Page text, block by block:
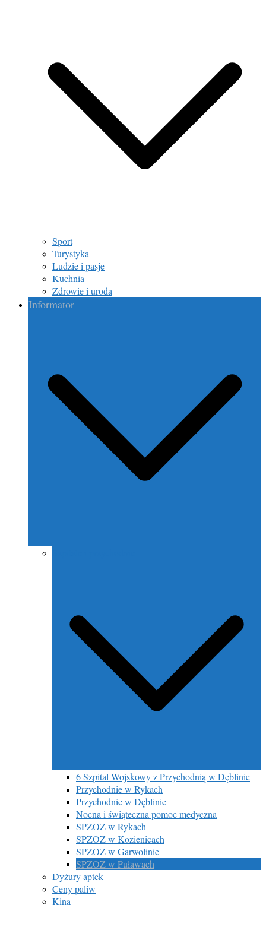
Sport
Turystyka
Ludzie i pasje
Kuchnia
Zdrowie i uroda
Informator
6 Szpital Wojskowy z Przychodnią w Dęblinie
Przychodnie w Rykach
Przychodnie w Dęblinie
Nocna i świąteczna pomoc medyczna
SPZOZ w Rykach
SPZOZ w Kozienicach
SPZOZ w Garwolinie
SPZOZ w Puławach
Dyżury aptek
Ceny paliw
Kina